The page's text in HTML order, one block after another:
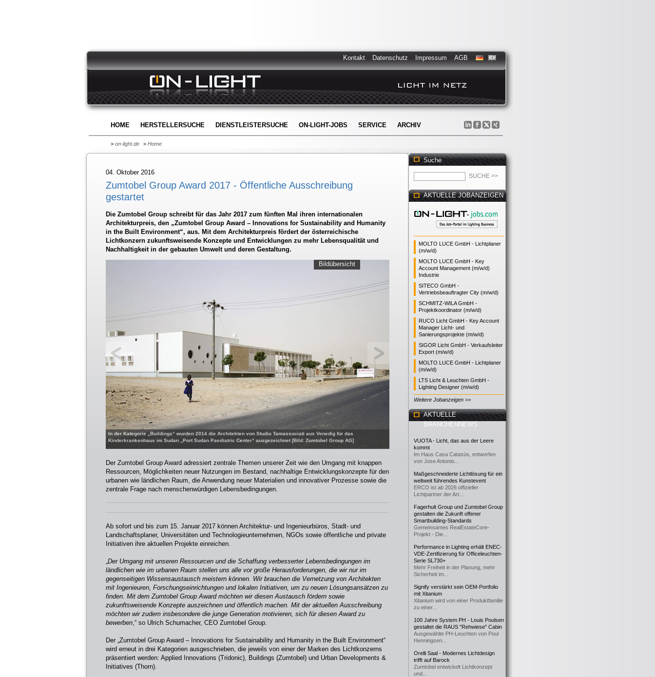
Kontakt Datenschutz Impressum AGB
HOME HERSTELLERSUCHE DIENSTLEISTERSUCHE ON-LIGHT-JOBS SERVICE ARCHIV
> on-light.de > Home
04. Oktober 2016
Zumtobel Group Award 2017 - Öffentliche Ausschreibung
gestartet
Die Zumtobel Group schreibt für das Jahr 2017 zum fünften Mal ihren internationalen
Architekturpreis, den „Zumtobel Group Award – Innovations for Sustainability and Humanity
in the Built Environment“, aus. Mit dem Architekturpreis fördert der österreichische
Lichtkonzern zukunftsweisende Konzepte und Entwicklungen zu mehr Lebensqualität und
Nachhaltigkeit in der gebauten Umwelt und deren Gestaltung.
In der Kategorie „Buildings“ wurden 2014 die Architekten von Studio Tamassociati aus Venedig für das
Kinderkrankenhaus im Sudan „Port Sudan Paediatric Center“ ausgezeichnet [Bild: Zumtobel Group AG]
Bildübersicht
Der Zumtobel Group Award adressiert zentrale Themen unserer Zeit wie den Umgang mit knappen
Ressourcen, Möglichkeiten neuer Nutzungen im Bestand, nachhaltige Entwicklungskonzepte für den
urbanen wie ländlichen Raum, die Anwendung neuer Materialien und innovativer Prozesse sowie die
zentrale Frage nach menschenwürdigen Lebensbedingungen.
Ab sofort und bis zum 15. Januar 2017 können Architektur- und Ingenieurbüros, Stadt- und
Landschaftsplaner, Universitäten und Technologieunternehmen, NGOs sowie öffentliche und private
Initiativen ihre aktuellen Projekte einreichen.
„Der Umgang mit unseren Ressourcen und die Schaffung verbesserter Lebensbedingungen im
ländlichen wie im urbanen Raum stellen uns alle vor große Herausforderungen, die wir nur im
gegenseitigen Wissensaustausch meistern können. Wir brauchen die Vernetzung von Architekten
mit Ingenieuren, Forschungseinrichtungen und lokalen Initiativen, um zu neuen Lösungsansätzen zu
finden. Mit dem Zumtobel Group Award möchten wir diesen Austausch fördern sowie
zukunftsweisende Konzepte auszeichnen und öffentlich machen. Mit der aktuellen Ausschreibung
möchten wir zudem insbesondere die junge Generation motivieren, sich für diesen Award zu
bewerben,“ so Ulrich Schumacher, CEO Zumtobel Group.
Der „Zumtobel Group Award – Innovations for Sustainability and Humanity in the Built Environment“
wird erneut in drei Kategorien ausgeschrieben, die jeweils von einer der Marken des Lichtkonzerns
präsentiert werden: Applied Innovations (Tridonic), Buildings (Zumtobel) und Urban Developments &
Initiatives (Thorn).
Suche
AKTUELLE JOBANZEIGEN
MOLTO LUCE GmbH - Lichtplaner
(m/w/d)
MOLTO LUCE GmbH - Key
Account Management (m/w/d)
Industrie
SITECO GmbH -
Vertriebsbeauftragter City (m/w/d)
SCHMITZ-WILA GmbH -
Projektkoordinator (m/w/d)
RUCO Licht GmbH - Key Account
Manager Licht- und
Sanierungsprojekte (m/w/d)
SIGOR Licht GmbH - Verkaufsleiter
Export (m/w/d)
MOLTO LUCE GmbH - Lichtplaner
(m/w/d)
LTS Licht & Leuchten GmbH -
Lighting Designer (m/w/d)
Weitere Jobanzeigen >>
AKTUELLE
BRANCHENNEWS
VUOTA - Licht, das aus der Leere
kommt
Im Haus Casa Catasüs, entworfen
von Jose Antonio...
Maßgeschneiderte Lichtlösung für ein
weltweit führendes Kunstevent
ERCO ist ab 2026 offizieller
Lichtpartner der Art...
Fagerhult Group und Zumtobel Group
gestalten die Zukunft offener
Smartbuilding-Standards
Gemeinsames RealEstateCore-
Projekt - Die...
Performance in Lighting erhält ENEC-
VDE-Zertifizierung für Officeleuchten-
Serie SL730+
Mehr Freiheit in der Planung, mehr
Sicherheit im...
Signify verstärkt sein OEM-Portfolio
mit Xitanium
Xitanium wird von einer Produktfamilie
zu einer...
100 Jahre System PH - Louis Poulsen
gestaltet die RAUS "Rehwiese" Cabin
Ausgewählte PH-Leuchten von Poul
Henningsen...
Orelli Saal - Modernes Lichtdesign
trifft auf Barock
Zumtobel entwickelt Lichtkonzept
und...